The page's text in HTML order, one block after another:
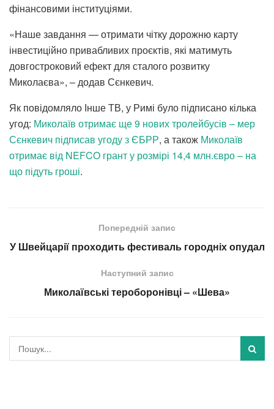
фінансовими інституціями.
«Наше завдання — отримати чітку дорожню карту
інвестиційно привабливих проєктів, які матимуть
довгостроковий ефект для сталого розвитку
Миколаєва», – додав Сєнкевич.
Як повідомляло Інше ТВ, у Римі було підписано кілька
угод: Миколаїв отримає ще 9 нових тролейбусів – мер
Сєнкевич підписав угоду з ЄБРР, а також Миколаїв
отримає від NEFCO грант у розмірі 14,4 млн.євро – на
що підуть гроші.
Попередній запис
У Швейцарії проходить фестиваль городніх опудал
Наступний запис
Миколаївські тероборонівці – «Шева»